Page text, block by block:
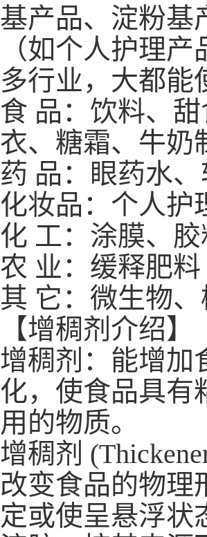
基产品、淀粉基
（如个人护理
多行业，大都能
食 品：饮料、
衣、糖霜、牛奶
药 品：眼药水
化妆品：个人护
化 工：涂膜、
农 业：缓释肥料
其 它：微生物
【增稠剂介绍】
增稠剂：能增加
化，使食品具有
用的物质。
增稠剂
改变食品的物理
定或使呈悬浮状